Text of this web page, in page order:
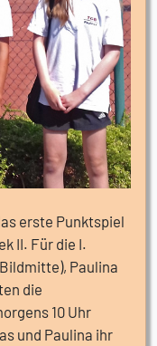
erste Punktspiel
II. Für die I.
Paulina
die
10 Uhr
und Paulina ihr